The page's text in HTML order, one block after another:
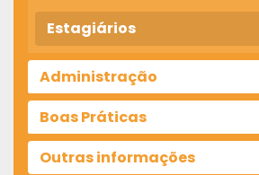
Estagiários
Administração
Boas Práticas
Outras informações